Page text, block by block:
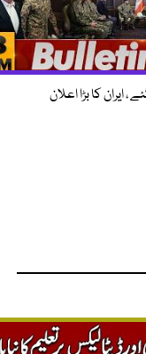
ایران کا بڑا اعلان